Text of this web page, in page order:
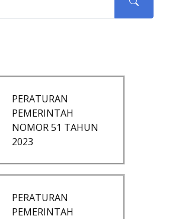
PERATURAN
PEMERINTAH
NOMOR 51 TAHUN
2023
PERATURAN
PEMERINTAH